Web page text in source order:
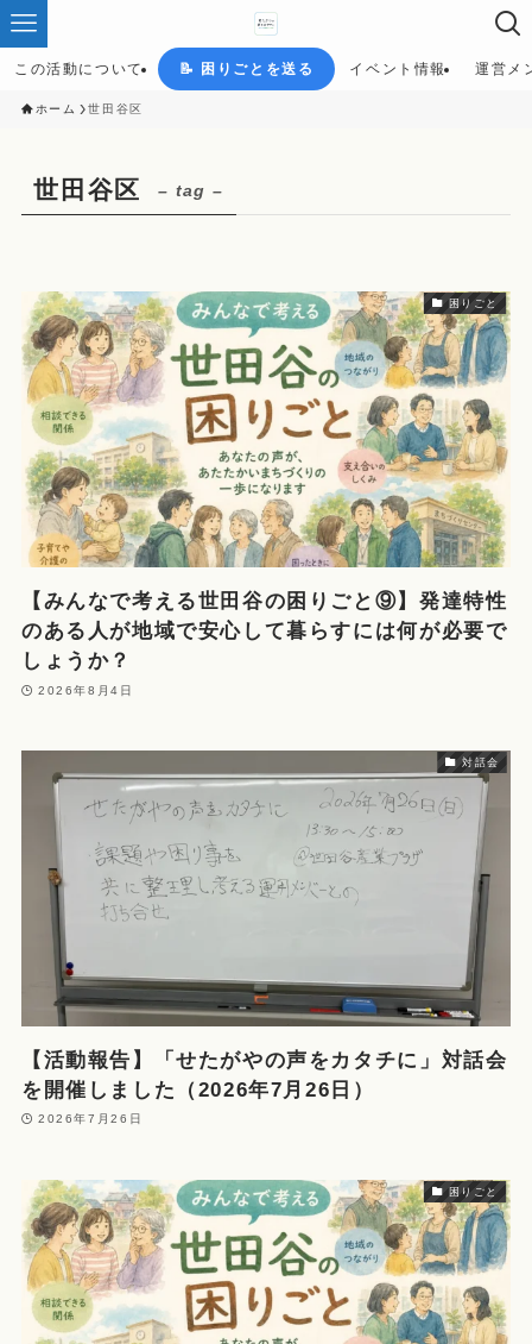
この活動について 📝 困りごとを送る イベント情報 運営メ
ホーム 世田谷区
世田谷区 – tag –
困りごと
【みんなで考える世田谷の困りごと⑨】発達特性
のある人が地域で安心して暮らすには何が必要で
しょうか？
2026年8月4日
対話会
【活動報告】「せたがやの声をカタチに」対話会
を開催しました（2026年7月26日）
2026年7月26日
困りごと